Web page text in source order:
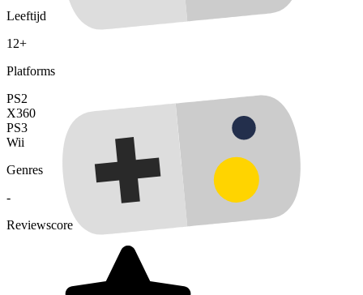
Leeftijd
12+
Platforms
PS2
X360
PS3
Wii
Genres
-
Reviewscore